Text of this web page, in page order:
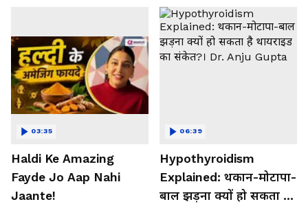
Haldi Ke Amazing
Fayde Jo Aap Nahi
Jaante!
03:35
Hypothyroidism
Explained: थकान-मोटापा-
बाल झड़ना क्यों हो सकता है
06:39